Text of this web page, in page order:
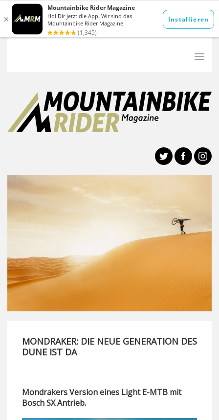
MONDRAKER: DIE NEUE GENERATION DES
DUNE IST DA
Mondrakers Version eines Light E-MTB mit
Bosch SX Antrieb.